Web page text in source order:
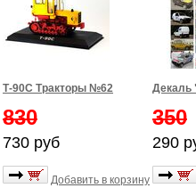
Т-90С Тракторы №62
830
730 руб
Добавить в корзину
Декаль
350
290